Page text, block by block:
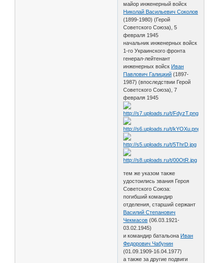
майор инженерный войск
Николай Васильевич Соколов
(1899-1980) (Герой
Советского Союза), 5
февраля 1945
начальник инженерных войск
1-го Украинского фронта
генерал-лейтенант
инженерных войск Иван
Павлович Галицкий (1897-
1987) (впоследствии Герой
Советского Союза), 7
февраля 1945
тем же указом также
удостоились звания Героя
Советского Союза:
погибший командир
отделения, старший сержант
Василий Степанович
Чекмасов (06.03.1921-
03.02.1945)
и командир батальона Иван
Федорович Чабунин
(01.09.1909-16.04.1977)
а также за другие подвиги